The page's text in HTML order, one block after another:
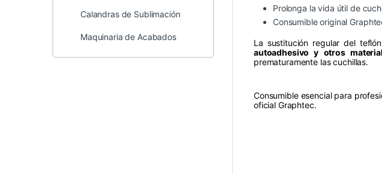
Prolonga la vida útil de
Consumible original
La sustitución regular del
autoadhesivo y otros
prematuramente las cuchillas.
Consumible esencial para
oficial Graphtec.
Calandras de Sublimación
Maquinaria de Acabados